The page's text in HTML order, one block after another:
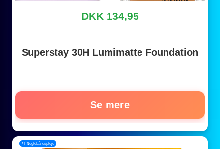
DKK 134,95
Superstay 30H Lumimatte Foundation
Se mere
📂 Neglebåndspleje